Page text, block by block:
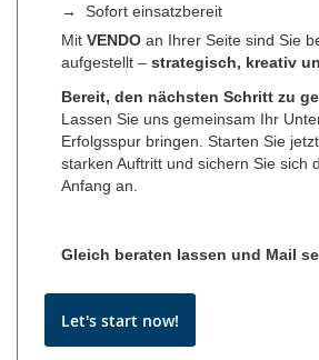
→ Sofort einsatzbereit
Mit VENDO an Ihrer Seite sind Sie
aufgestellt – strategisch, kreativ
Bereit, den nächsten Schritt zu
Lassen Sie uns gemeinsam Ihr
Erfolgsspur bringen. Starten Sie
starken Auftritt und sichern Sie sich
Anfang an.
Gleich beraten lassen und Mail
Let's start now!